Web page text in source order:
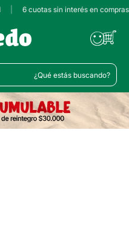
6 cuotas sin interés en
¿Qué estás buscando?